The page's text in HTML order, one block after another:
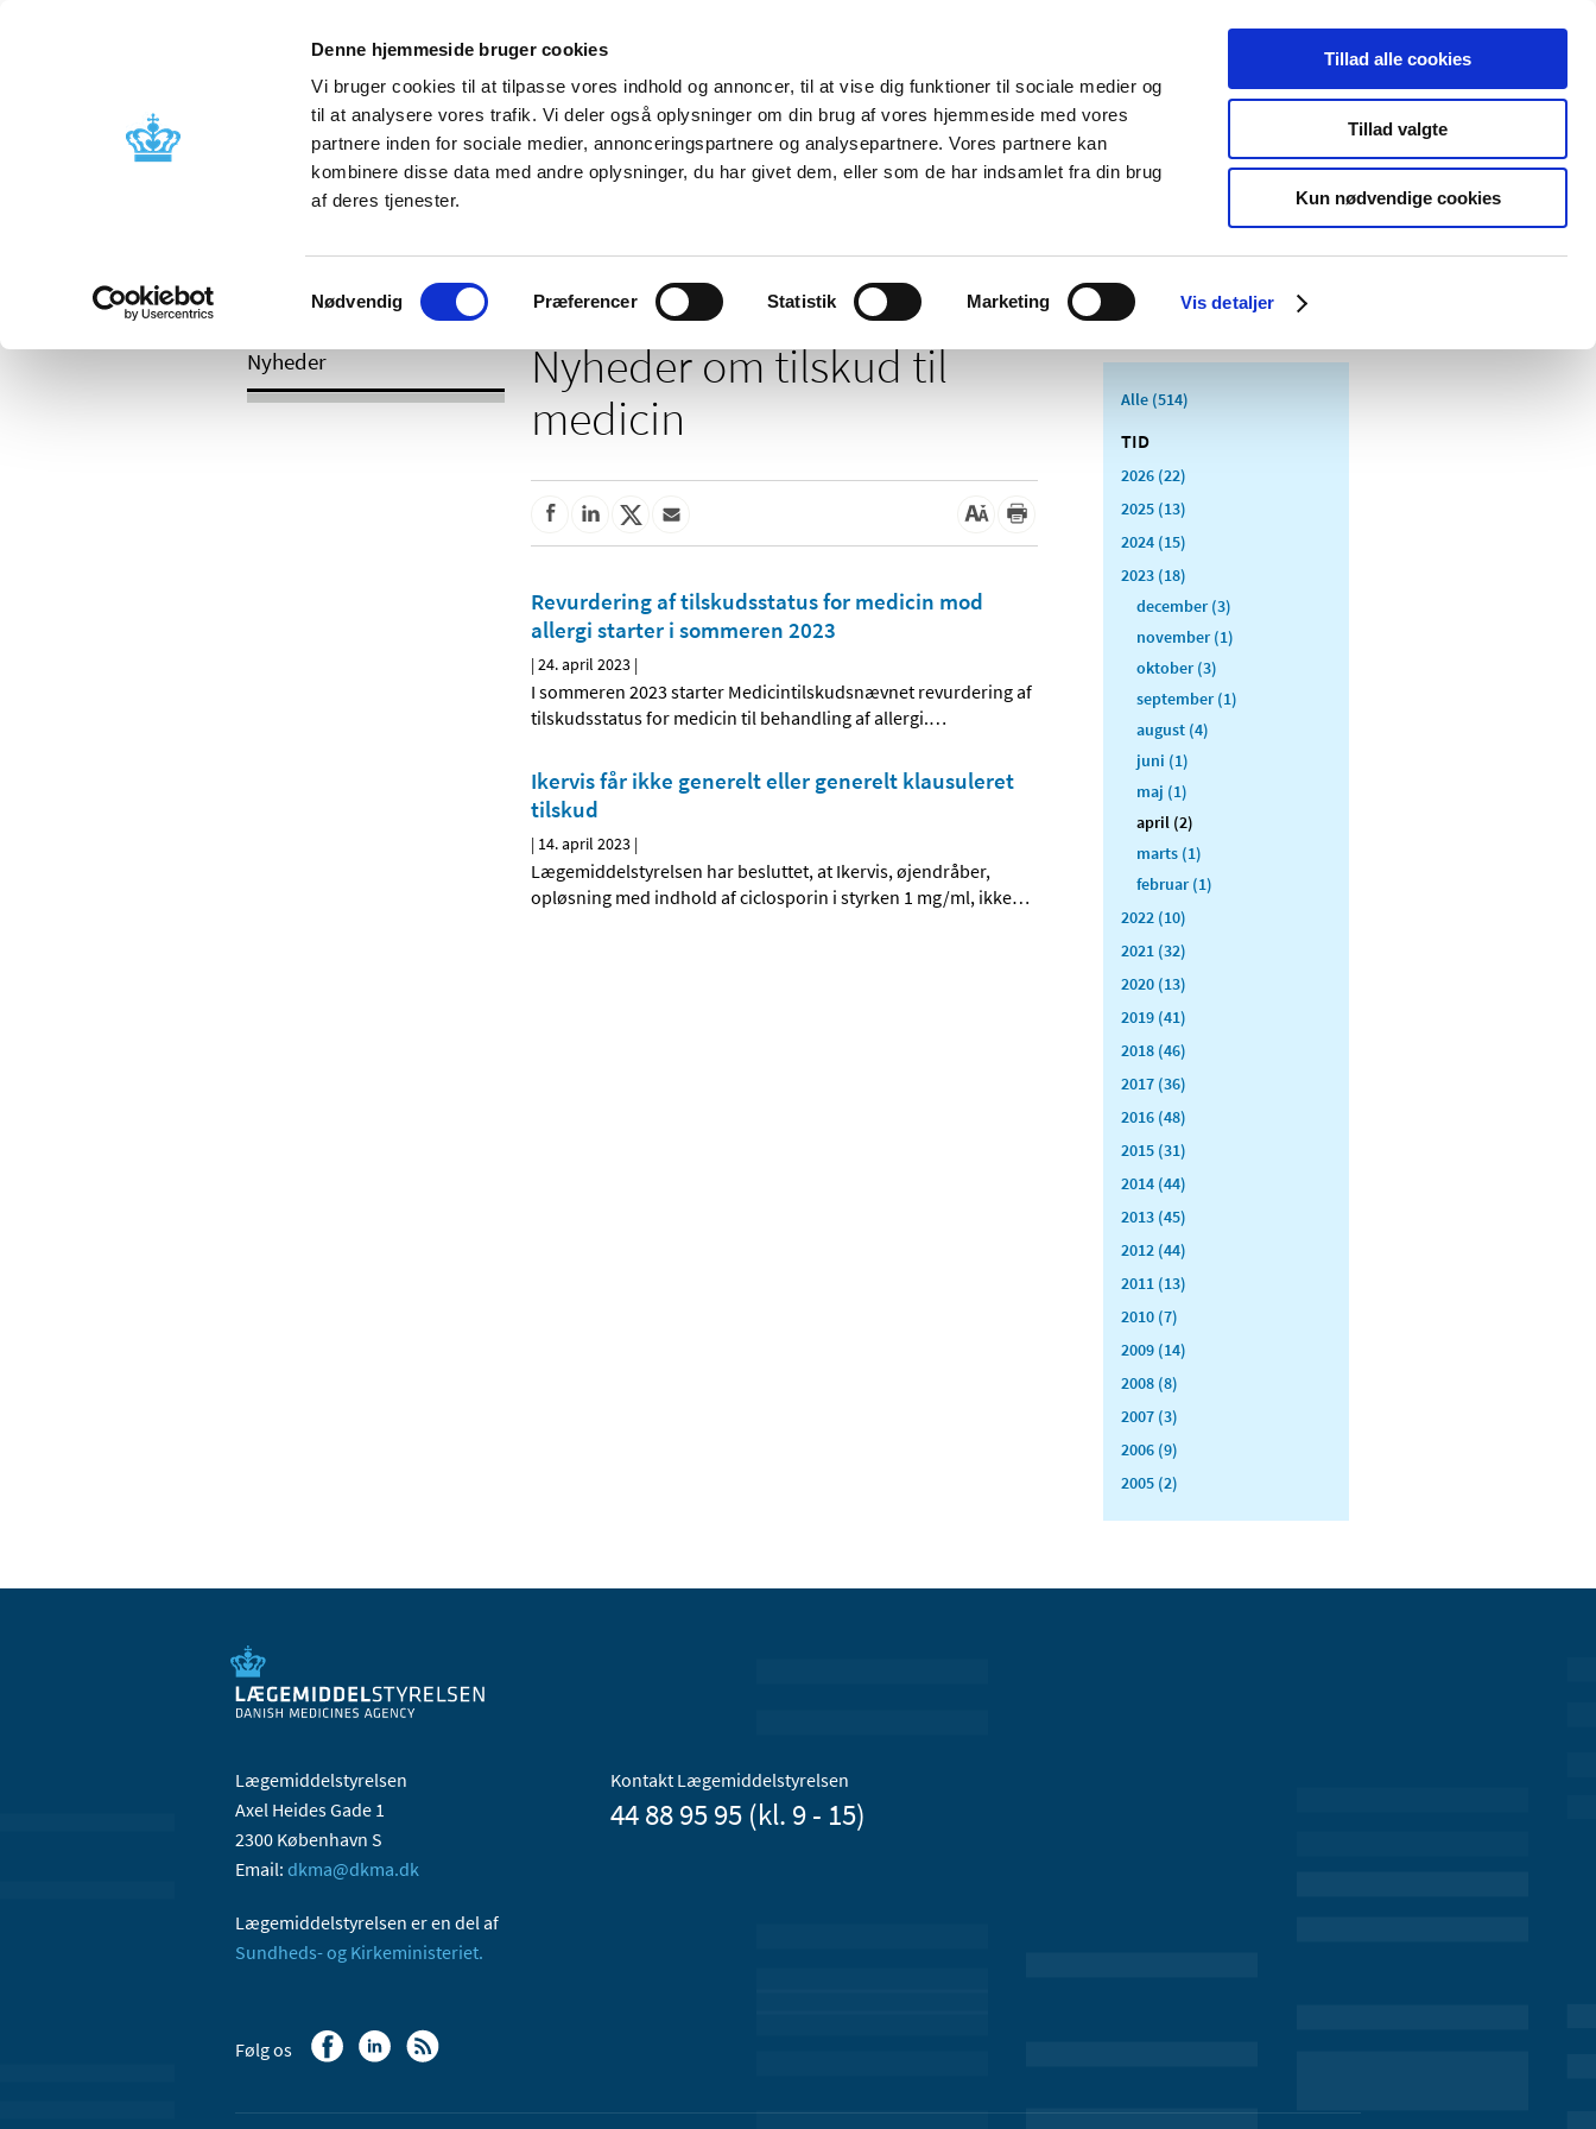
Denne hjemmeside bruger cookies
Vi bruger cookies til at tilpasse vores indhold og annoncer, til at vise dig funktioner til sociale medier og
til at analysere vores trafik. Vi deler også oplysninger om din brug af vores hjemmeside med vores
partnere inden for sociale medier, annonceringspartnere og analysepartnere. Vores partnere kan
kombinere disse data med andre oplysninger, du har givet dem, eller som de har indsamlet fra din brug
af deres tjenester.
Samtykkevalg
Nødvendig Præferencer Statistik Marketing Vis detaljer
Tillad alle cookies
Tillad valgte
Kun nødvendige cookies
Nyheder Om os Kontakt Udgivelser
Godkendelse og
Bivirkninger og
produktinformation
Tilskud og
Apoteker og salg af
Medicinsk
Særlige
produktområder
/ Kategori / Nyheder om Tilskud og priser Tilskud til medicin
Nyheder
Nyheder om tilskud til
medicin
Revurdering af tilskudsstatus for medicin mod
allergi starter i sommeren 2023
|24. april 2023 |
I sommeren 2023 starter Medicintilskudsnævnet revurdering af
tilskudsstatus for medicin til behandling af allergi.…
Ikervis får ikke generelt eller generelt klausuleret
tilskud
| 14. april 2023 |
Lægemiddelstyrelsen har besluttet, at Ikervis, øjendråber,
opløsning med indhold af ciclosporin i styrken 1 mg/ml, ikke…
Alle (514)
TID
2026 (22)
2025 (13)
2024 (15)
2023 (18)
december (3)
november (1)
oktober (3)
september (1)
august (4)
juni (1)
maj (1)
april (2)
marts (1)
februar (1)
2022 (10)
2021 (32)
2020 (13)
2019 (41)
2018 (46)
2017 (36)
2016 (48)
2015 (31)
2014 (44)
2013 (45)
2012 (44)
2011 (13)
2010 (7)
2009 (14)
2008 (8)
2007 (3)
2006 (9)
2005 (2)
Lægemiddelstyrelsen
Axel Heides Gade 1
2300 København S
Email: dkma@dkma.dk
Lægemiddelstyrelsen er en del af
Sundheds- og Kirkeministeriet.
Kontakt Lægemiddelstyrelsen
44 88 95 95 (kl. 9 - 15)
Følg os